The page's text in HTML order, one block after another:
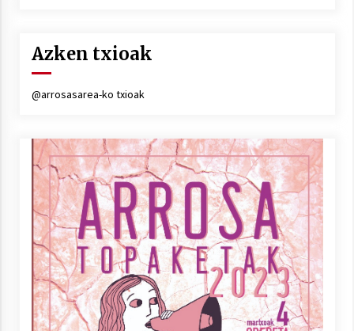
Azken txioak
@arrosasarea-ko txioak